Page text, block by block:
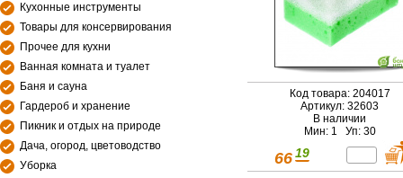
Кухонные инструменты
Товары для консервирования
Прочее для кухни
Ванная комната и туалет
Баня и сауна
Гардероб и хранение
Пикник и отдых на природе
Дача, огород, цветоводство
Уборка
Код товара: 204017
Артикул: 32603
В наличии
Мин: 1 Уп: 30
66 19